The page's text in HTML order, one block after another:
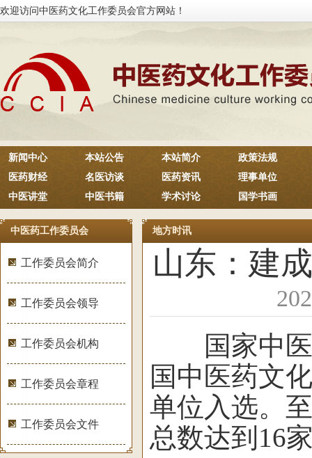
欢迎访问中医药文化工作委员会官方网站！
新闻中心 本站公告 本站简介
政策法规
医药财经
名医访谈 医药资讯
理事单位
中医讲堂
中医书籍 学术讨论 国学书画
中医药工作委员会
工作委员会简介
工作委员会领导
工作委员会机构
工作委员会章程
工作委员会文件
地方时讯
山东：建
国家中医
国中医药文
单位入选。
总数达到16